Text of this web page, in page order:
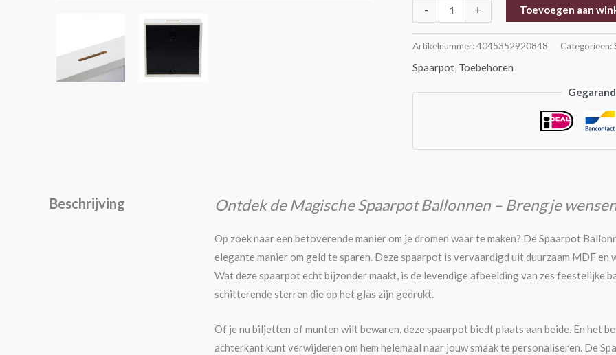
- + Toevoegen aan
Artikelnummer:4045352920848 Categorieën:
Spaarpot, Toebehoren
Beschrijving Ontdek de Magische Spaarpot Ballonnen – Breng je
Op zoek naar een betoverende manier om je dromen waar te maken? De Spaarpot
elegante manier om geld te sparen. Deze spaarpot is vervaardigd uit duurzaam MDF
Wat deze spaarpot echt bijzonder maakt, is de levendige afbeelding van zes feestelijke
schitterende sterren die op het glas zijn gedrukt.
Of je nu biljetten of munten wilt bewaren, deze spaarpot biedt plaats aan beide. En het
achterkant kunt verwijderen om hem helemaal naar jouw smaak te personaliseren. De